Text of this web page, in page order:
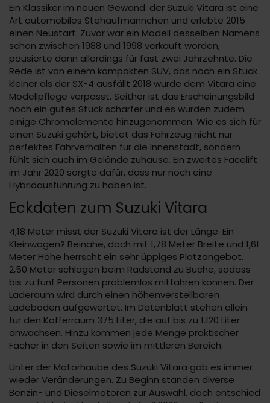
Ein Klassiker im neuen Gewand: der Suzuki Vitara ist eine
Art automobiles Stehaufmännchen und erlebte 2015
einen Neustart. Zuvor war ein Modell desselben Namens
schon zwischen 1988 und 1998 verkauft worden,
pausierte dann allerdings für fast zwei Jahrzehnte. Die
Rede ist von einem kompakten SUV, das noch ein Stück
kleiner als der SX-4 ausfällt 2018 wurde dem Vitara eine
Modellpflege verpasst. Seither ist das Erscheinungsbild
noch ein gutes Stück schärfer und es wurden zudem
einige Chromelemente hinzugenommen. Wie es sich für
einen Suzuki gehört, bietet das Fahrzeug nicht nur
perfektes Fahrverhalten für die Innenstadt, sondern
fühlt sich auch im Gelände zuhause. Ein zweites Facelift
im Jahr 2020 sorgte dafür, dass nur noch eine
Hybridausführung zu haben ist.
Eckdaten zum Suzuki Vitara
4,18 Meter misst der Suzuki Vitara ist der Länge. Ein
Kleinwagen? Beinahe, doch mit 1,78 Meter Breite und 1,61
Meter Höhe herrscht ein sehr üppiges Platzangebot.
2,50 Meter schlagen beim Radstand zu Buche, sodass
bis zu fünf Personen problemlos mitfahren können. Der
Laderaum wird durch einen höhenverstellbaren
Ladeboden aufgewertet. Im Datenblatt stehen allein
für den Kofferraum 375 Liter, die auf bis zu 1.120 Liter
anwachsen. Hinzu kommen jede Menge praktischer
Fächer in den Seiten sowie im mittleren Bereich.
Unter der Motorhaube des Suzuki Vitara gab es immer
wieder Veränderungen. Zu Beginn standen diverse
Benzin- und Dieselmotoren zur Auswahl, doch entschied